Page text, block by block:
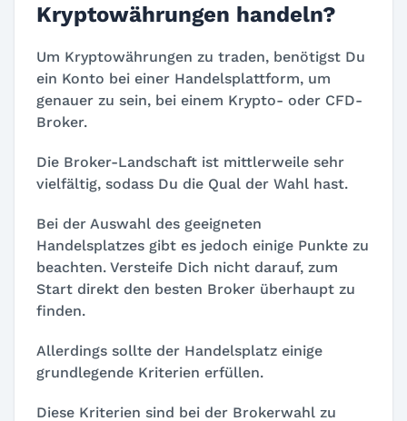
Kryptowährungen handeln?
Um Kryptowährungen zu traden, benötigst Du
ein Konto bei einer Handelsplattform, um
genauer zu sein, bei einem Krypto- oder CFD-
Broker.
Die Broker-Landschaft ist mittlerweile sehr
vielfältig, sodass Du die Qual der Wahl hast.
Bei der Auswahl des geeigneten
Handelsplatzes gibt es jedoch einige Punkte zu
beachten. Versteife Dich nicht darauf, zum
Start direkt den besten Broker überhaupt zu
finden.
Allerdings sollte der Handelsplatz einige
grundlegende Kriterien erfüllen.
Diese Kriterien sind bei der Brokerwahl zu